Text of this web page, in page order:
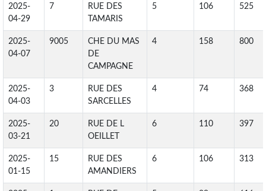
2025-
04-29
7
RUE DES
TAMARIS
5 106 525
2025-
04-07
9005
CHE DU MAS
DE
CAMPAGNE
4 158 800
2025-
04-03
3
RUE DES
SARCELLES
4 74 368
2025-
03-21
20
RUE DE L
OEILLET
6 110 397
2025-
01-15
15
RUE DES
AMANDIERS
6 106 313